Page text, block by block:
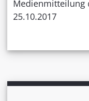
Medienmitteilung
25.10.2017